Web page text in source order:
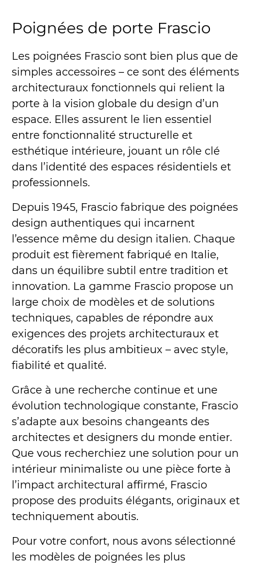
Poignées de porte Frascio
Les poignées Frascio sont bien plus que de
simples accessoires – ce sont des éléments
architecturaux fonctionnels qui relient la
porte à la vision globale du design d’un
espace. Elles assurent le lien essentiel
entre fonctionnalité structurelle et
esthétique intérieure, jouant un rôle clé
dans l’identité des espaces résidentiels et
professionnels.
Depuis 1945, Frascio fabrique des poignées
design authentiques qui incarnent
l’essence même du design italien. Chaque
produit est fièrement fabriqué en Italie,
dans un équilibre subtil entre tradition et
innovation. La gamme Frascio propose un
large choix de modèles et de solutions
techniques, capables de répondre aux
exigences des projets architecturaux et
décoratifs les plus ambitieux – avec style,
fiabilité et qualité.
Grâce à une recherche continue et une
évolution technologique constante, Frascio
s’adapte aux besoins changeants des
architectes et designers du monde entier.
Que vous recherchiez une solution pour un
intérieur minimaliste ou une pièce forte à
l’impact architectural affirmé, Frascio
propose des produits élégants, originaux et
techniquement aboutis.
Pour votre confort, nous avons sélectionné
les modèles de poignées les plus